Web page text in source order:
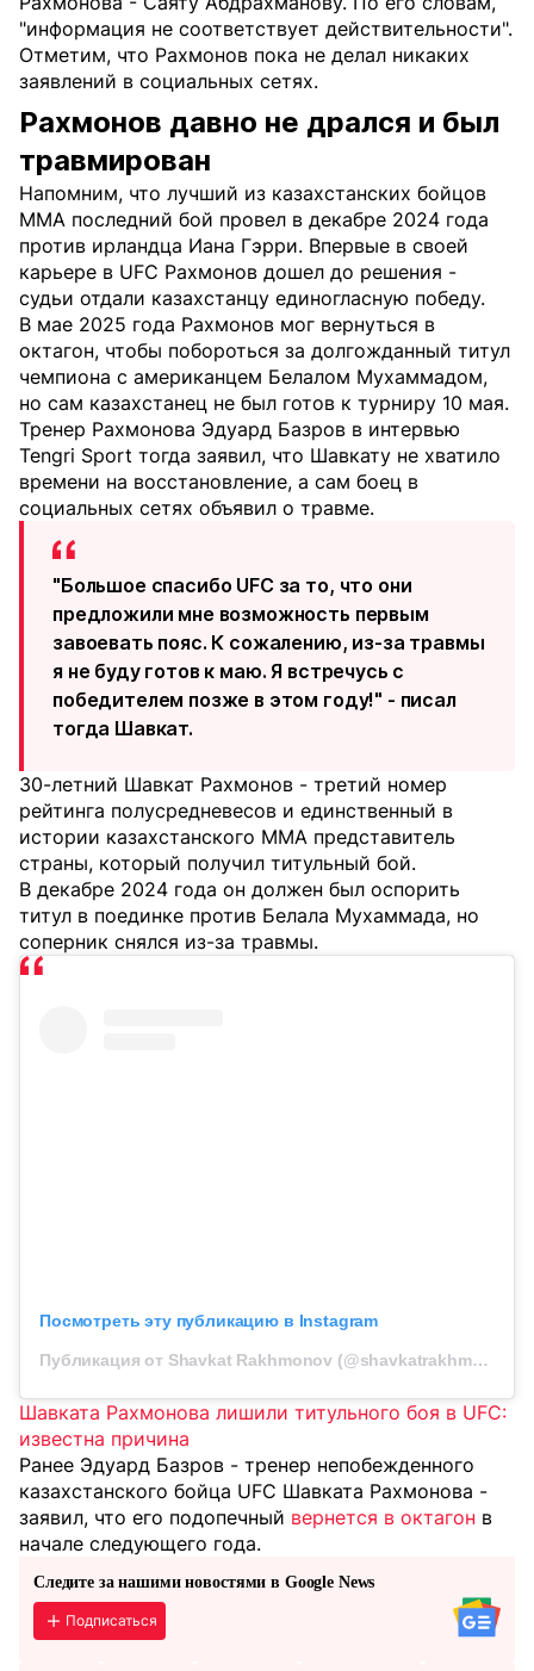
"информация не соответствует действительности".
Отметим, что Рахмонов пока не делал никаких
заявлений в социальных сетях.
Рахмонов давно не дрался и был
травмирован
Напомним, что лучший из казахстанских бойцов
MMA последний бой провел в декабре 2024 года
против ирландца Иана Гэрри. Впервые в своей
карьере в UFC Рахмонов дошел до решения -
судьи отдали казахстанцу единогласную победу.
В мае 2025 года Рахмонов мог вернуться в
октагон, чтобы побороться за долгожданный титул
чемпиона с американцем Белалом Мухаммадом,
но сам казахстанец не был готов к турниру 10 мая.
Тренер Рахмонова Эдуард Базров в интервью
Tengri Sport тогда заявил, что Шавкату не хватило
времени на восстановление, а сам боец в
социальных сетях объявил о травме.
"Большое спасибо UFC за то, что они
предложили мне возможность первым
завоевать пояс. К сожалению, из-за травмы
я не буду готов к маю. Я встречусь с
победителем позже в этом году!" - писал
тогда Шавкат.
30-летний Шавкат Рахмонов - третий номер
рейтинга полусредневесов и единственный в
истории казахстанского MMA представитель
страны, который получил титульный бой.
В декабре 2024 года он должен был оспорить
титул в поединке против Белала Мухаммада, но
соперник снялся из-за травмы.
Посмотреть эту публикацию в Instagram
Публикация от Shavkat Rakhmonov (@shavkatrakhmonov94)
Шавката Рахмонова лишили титульного боя в UFC:
известна причина
Ранее Эдуард Базров - тренер непобежденного
казахстанского бойца UFC Шавката Рахмонова -
заявил, что его подопечный вернется в октагон в
начале следующего года.
Следите за нашими новостями в Google News
Подписаться